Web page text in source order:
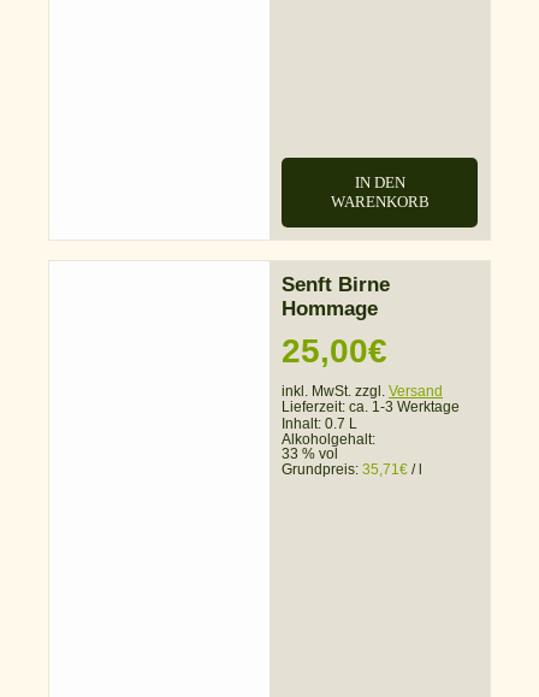
IN DEN
WARENKORB
Senft Birne
Hommage
25,00€
inkl. MwSt. zzgl. Versand
Lieferzeit: ca. 1-3 Werktage
Inhalt: 0.7 L
Alkoholgehalt:
33 % vol
Grundpreis: 35,71€ /